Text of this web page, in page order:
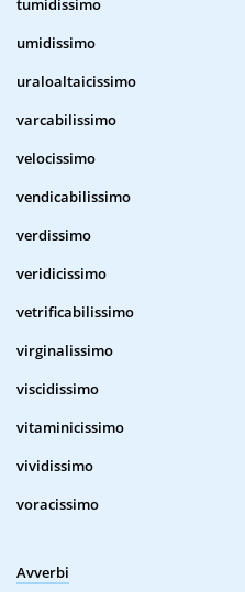
tumidissimo
umidissimo
uraloaltaicissimo
varcabilissimo
velocissimo
vendicabilissimo
verdissimo
veridicissimo
vetrificabilissimo
virginalissimo
viscidissimo
vitaminicissimo
vividissimo
voracissimo
Avverbi